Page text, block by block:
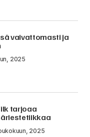
vaivattomasti ja
2025
tarjoaa
2025